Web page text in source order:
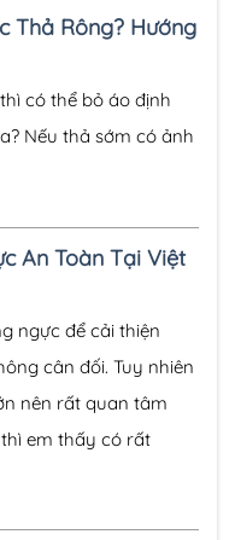
Thả Rông? Hướng
có thể bỏ áo định
Nếu thả sớm có ảnh
An Toàn Tại Việt
ngực để cải thiện
cân đối. Tuy nhiên
nên rất quan tâm
em thấy có rất